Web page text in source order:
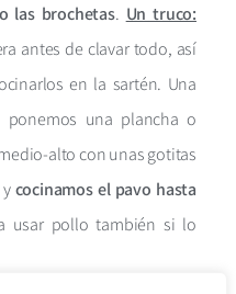
las brochetas. Un truco:
antes de clavar todo, así
en la sartén. Una
ponemos una plancha o
alto con unas gotitas
cocinamos el pavo hasta
usar pollo también si lo